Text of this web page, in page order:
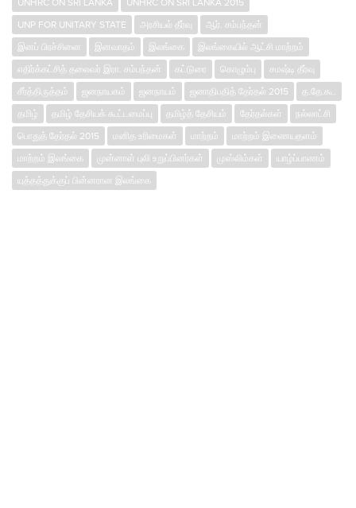
UNP FOR UNITARY STATE
அரசியல் தீர்வு
ஆர். சம்பந்தன்
இனப் பிரச்சினை
இனவாதம் இலங்கை
இலங்கையில் ஆட்சி மாற்றம்
எதிர்க்கட்சித் தலைவர் இரா. சம்பந்தன்
கட்டுரை கொழும்பு
சமஷ்டி தீர்வு
சீர்த்திருத்தம்
ஜனநாயகம் ஜனநாயம் ஜனாதிபதித் தேர்தல் 2015
த.தே.கூ.
தமிழ்
தமிழ் தேசியக் கூட்டமைப்பு தமிழ்த் தேசியம் தேர்தல்கள்
நல்லாட்சி
பொதுத் தேர்தல் 2015
மனித உரிமைகள் மாற்றம்
மாற்றம் இணையதளம்
மாற்றம் இலங்கை
முன்னாள் புலி உறுப்பினர்கள் முஸ்லிம்கள்
யாழ்ப்பாணம்
யுத்தத்துக்குப் பின்னரான இலங்கை